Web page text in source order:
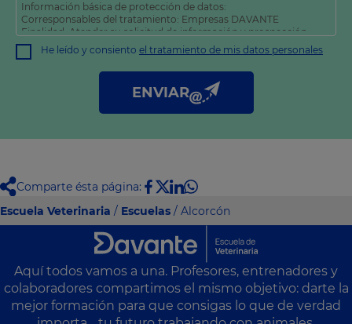
Información básica de protección de datos:
Corresponsables del tratamiento: Empresas DAVANTE
Finalidad: Atender su solicitud de información y prospección
comercial
Derechos: Puede acceder, rectificar y suprimir sus datos, así
como otros derechos tal y como se explica en nuestra
He leído y consiento el tratamiento de mis datos personales
ENVIAR
Comparte ésta página:
Escuela Veterinaria / Escuelas / Alcorcón
Aquí todos vamos a una. Profesores, entrenadores y
colaboradores compartimos el mismo objetivo: darte la
mejor formación para que consigas lo que de verdad